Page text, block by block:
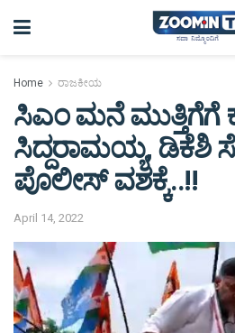
Home ರಾಜಕೀಯ
ಸಿಎಂ ಮನೆ ಮುತ್ತಿಗೆಗೆ
ಸಿದ್ದರಾಮಯ್ಯ, ಡಿಕೆಶಿ
ಪೊಲೀಸ್‌ ವಶಕ್ಕೆ..!!
April 14, 2022